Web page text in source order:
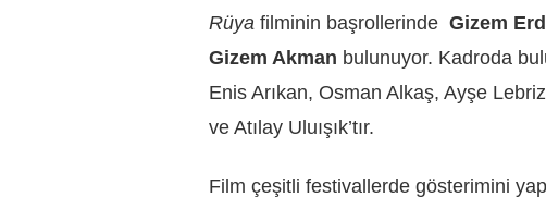
Rüya filminin başrollerinde Gizem
Gizem Akman bulunuyor. Kadroda
Enis Arıkan, Osman Alkaş, Ayşe
ve Atılay Uluışık’tır.
Film çeşitli festivallerde gösterimini